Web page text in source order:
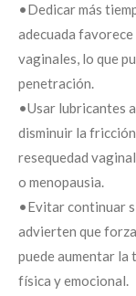
•Dedicar más
adecuada
vaginales, lo que
penetración.
•Usar lubricantes
disminuir la
resequedad
o menopausia.
•Evitar continuar
advierten que
puede aumentar la
física y emocional.